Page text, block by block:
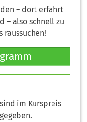
– dort erfahrt
– also schnell zu
raussuchen!
im Kurspreis